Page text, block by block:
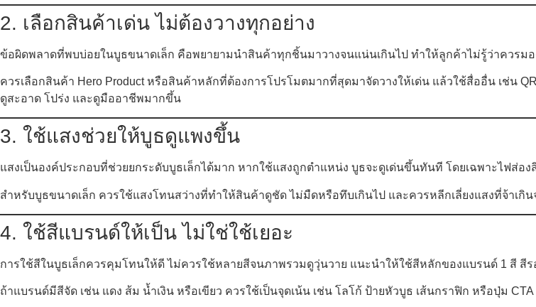
2. เลือกสินค้าเด่น ไม่ต้องวางทุกอย่าง
ข้อผิดพลาดที่พบบ่อยในบูธขนาดเล็ก คือพยายามนำสินค้าทุกชิ้นมาวางจนแน่นเกินไป ทำให้ลูกค้าไม่รู้ว่าควรม
ควรเลือกสินค้า Hero Product หรือสินค้าหลักที่ต้องการโปรโมตมากที่สุดมาจัดวางให้เด่น แล้วใช้สื่ออื่น เช่น
ดูสะอาด โปร่ง และดูมืออาชีพมากขึ้น
3. ใช้แสงช่วยให้บูธดูแพงขึ้น
แสงเป็นองค์ประกอบที่ช่วยยกระดับบูธเล็กได้มาก หากใช้แสงถูกตำแหน่ง บูธจะดูเด่นขึ้นทันที โดยเฉพาะไฟส่อง
สำหรับบูธขนาดเล็ก ควรใช้แสงโทนสว่างที่ทำให้สินค้าดูชัด ไม่มืดหรือทึบเกินไป และควรหลีกเลี่ยงแสงที่จ้าเกิ
4. ใช้สีแบรนด์ให้เป็น ไม่ใช่ใช้เยอะ
การใช้สีในบูธเล็กควรคุมโทนให้ดี ไม่ควรใช้หลายสีจนภาพรวมดูวุ่นวาย แนะนำให้ใช้สีหลักของแบรนด์ 1 สี สี
ถ้าแบรนด์มีสีจัด เช่น แดง ส้ม น้ำเงิน หรือเขียว ควรใช้เป็นจุดเน้น เช่น โลโก้ ป้ายหัวบูธ เส้นกราฟิก หรือปุ่ม